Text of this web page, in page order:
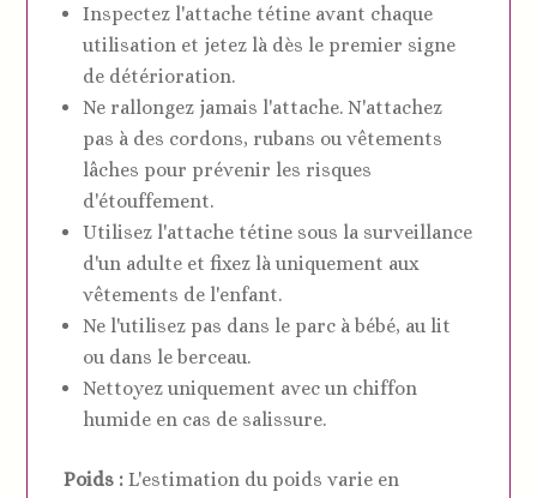
Inspectez l'attache tétine avant chaque
utilisation et jetez là dès le premier signe
de détérioration.
Ne rallongez jamais l'attache. N'attachez
pas à des cordons, rubans ou vêtements
lâches pour prévenir les risques
d'étouffement.
Utilisez l'attache tétine sous la surveillance
d'un adulte et fixez là uniquement aux
vêtements de l'enfant.
Ne l'utilisez pas dans le parc à bébé, au lit
ou dans le berceau.
Nettoyez uniquement avec un chiffon
humide en cas de salissure.
Poids :L'estimation du poids varie en